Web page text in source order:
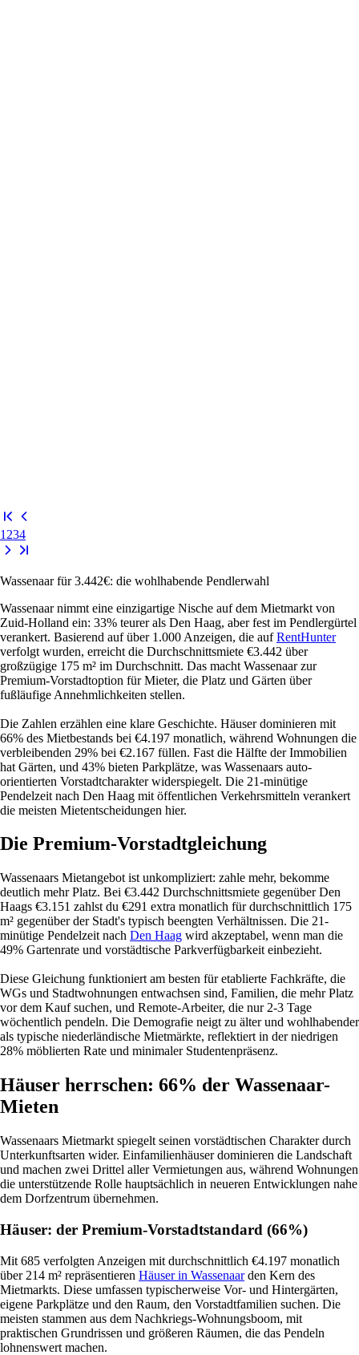
1 234
Wassenaar für 3.442€: die wohlhabende Pendlerwahl
Wassenaar nimmt eine einzigartige Nische auf dem Mietmarkt von
Zuid-Holland ein: 33% teurer als Den Haag, aber fest im Pendlergürtel
verankert. Basierend auf über 1.000 Anzeigen, die aufRentHunter
verfolgt wurden, erreicht die Durchschnittsmiete €3.442 über
großzügige 175 m² im Durchschnitt. Das macht Wassenaar zur
Premium-Vorstadtoption für Mieter, die Platz und Gärten über
fußläufige Annehmlichkeiten stellen.
Die Zahlen erzählen eine klare Geschichte. Häuser dominieren mit
66% des Mietbestands bei €4.197 monatlich, während Wohnungen die
verbleibenden 29% bei €2.167 füllen. Fast die Hälfte der Immobilien
hat Gärten, und 43% bieten Parkplätze, was Wassenaars auto-
orientierten Vorstadtcharakter widerspiegelt. Die 21-minütige
Pendelzeit nach Den Haag mit öffentlichen Verkehrsmitteln verankert
die meisten Mietentscheidungen hier.
Die Premium-Vorstadtgleichung
Wassenaars Mietangebot ist unkompliziert: zahle mehr, bekomme
deutlich mehr Platz. Bei €3.442 Durchschnittsmiete gegenüber Den
Haags €3.151 zahlst du €291 extra monatlich für durchschnittlich 175
m² gegenüber der Stadt's typisch beengten Verhältnissen. Die 21-
minütige Pendelzeit nach Den Haag wird akzeptabel, wenn man die
49% Gartenrate und vorstädtische Parkverfügbarkeit einbezieht.
Diese Gleichung funktioniert am besten für etablierte Fachkräfte, die
WGs und Stadtwohnungen entwachsen sind, Familien, die mehr Platz
vor dem Kauf suchen, und Remote-Arbeiter, die nur 2-3 Tage
wöchentlich pendeln. Die Demografie neigt zu älter und wohlhabender
als typische niederländische Mietmärkte, reflektiert in der niedrigen
28% möblierten Rate und minimaler Studentenpräsenz.
Häuser herrschen: 66% der Wassenaar-
Mieten
Wassenaars Mietmarkt spiegelt seinen vorstädtischen Charakter durch
Unterkunftsarten wider. Einfamilienhäuser dominieren die Landschaft
und machen zwei Drittel aller Vermietungen aus, während Wohnungen
die unterstützende Rolle hauptsächlich in neueren Entwicklungen nahe
dem Dorfzentrum übernehmen.
Häuser: der Premium-Vorstadtstandard (66%)
Mit 685 verfolgten Anzeigen mit durchschnittlich €4.197 monatlich
über 214 m² repräsentieren Häuser in Wassenaarden Kern des
Mietmarkts. Diese umfassen typischerweise Vor- und Hintergärten,
eigene Parkplätze und den Raum, den Vorstadtfamilien suchen. Die
meisten stammen aus dem Nachkriegs-Wohnungsboom, mit
praktischen Grundrissen und größeren Räumen, die das Pendeln
lohnenswert machen.